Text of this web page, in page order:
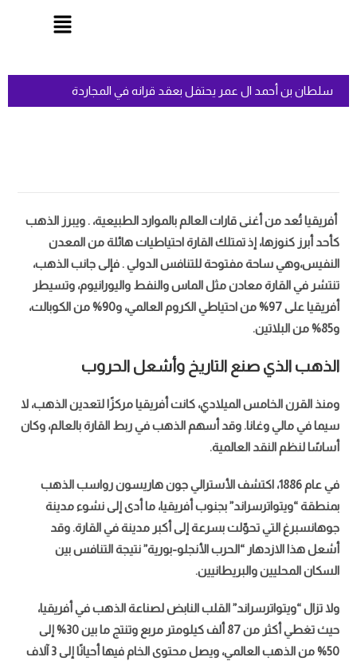
سلطان بن أحمد ال عمر يحتفل بعقد قرانه في المجاردة
الضغوط النفسية
أفريقيا تُعد من أغنى قارات العالم بالموارد الطبيعية، . ويبرز الذهب
كأحد أبرز كنوزها، إذ تمتلك القارة احتياطيات هائلة من المعدن
النفيس،وهي ساحة مفتوحة للتنافس الدولي . فإلى جانب الذهب،
تنتشر في القارة معادن مثل الماس والنفط واليورانيوم، وتسيطر
أفريقيا على 97% من احتياطي الكروم العالمي، و90% من الكوبالت،
و85% من البلاتين.
الذهب الذي صنع التاريخ وأشعل الحروب
ومنذ القرن الخامس الميلادي، كانت أفريقيا مركزًا لتعدين الذهب، لا
سيما في مالي وغانا. وقد أسهم الذهب في ربط القارة بالعالم، وكان
أساسًا لنظم النقد العالمية.
في عام 1886، اكتشف الأسترالي جون هاريسون رواسب الذهب
بمنطقة “ويتواترسراند” بجنوب أفريقيا، ما أدى إلى نشوء مدينة
جوهانسبرغ التي تحوّلت بسرعة إلى أكبر مدينة في القارة. وقد
أشعل هذا الازدهار “الحرب الأنجلو-بورية” نتيجة التنافس بين
السكان المحليين والبريطانيين.
ولا تزال “ويتواترسراند” القلب النابض لصناعة الذهب في أفريقيا،
حيث تغطي أكثر من 87 ألف كيلومتر مربع وتنتج ما بين 30% إلى
50% من الذهب العالمي، ويصل محتوى الخام فيها أحيانًا إلى 3 آلاف